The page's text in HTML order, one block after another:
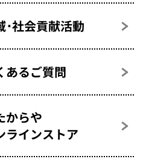
･社会貢献活動
あるご質問
からや
ラインストア